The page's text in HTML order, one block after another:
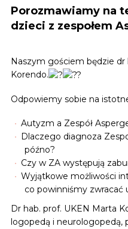
Porozmawiamy na
dzieci z zespołem
Naszym gościem będzie dr
Korendo.
Odpowiemy sobie na
Autyzm a Zespół
Dlaczego diagnoza
późno?
Czy w ZA występują
Wyjątkowe możliwości
co powinniśmy zwracać
Dr hab. prof. UKEN Marta
logopedą i neurologopedą,